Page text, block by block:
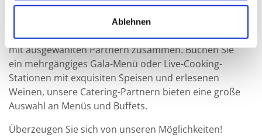
Ablehnen
Von der Planung bis zur Durchführung – wir
unterstützen Sie bei der Organisation und Ausstattung
Ihrer Veranstaltung! Dafür arbeiten wir
mit ausgewählten Partnern zusammen. Buchen Sie
ein mehrgängiges Gala-Menü oder Live-Cooking-
Stationen mit exquisiten Speisen und erlesenen
Weinen, unsere Catering-Partnern bieten eine große
Auswahl an Menüs und Buffets.
Überzeugen Sie sich von unseren Möglichkeiten!